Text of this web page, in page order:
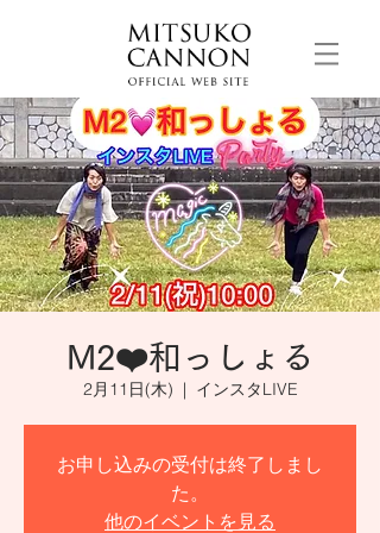
M2❤️和っしょる
2月11日(木)
  |
インスタLIVE
お申し込みの受付は終了しまし
た。
他のイベントを見る